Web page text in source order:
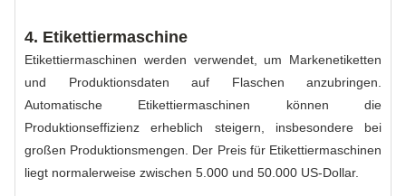
4. Etikettiermaschine
Etikettiermaschinen werden verwendet, um Markenetiketten
und Produktionsdaten auf Flaschen anzubringen.
Automatische Etikettiermaschinen können die
Produktionseffizienz erheblich steigern, insbesondere bei
großen Produktionsmengen. Der Preis für Etikettiermaschinen
liegt normalerweise zwischen 5.000 und 50.000 US-Dollar.